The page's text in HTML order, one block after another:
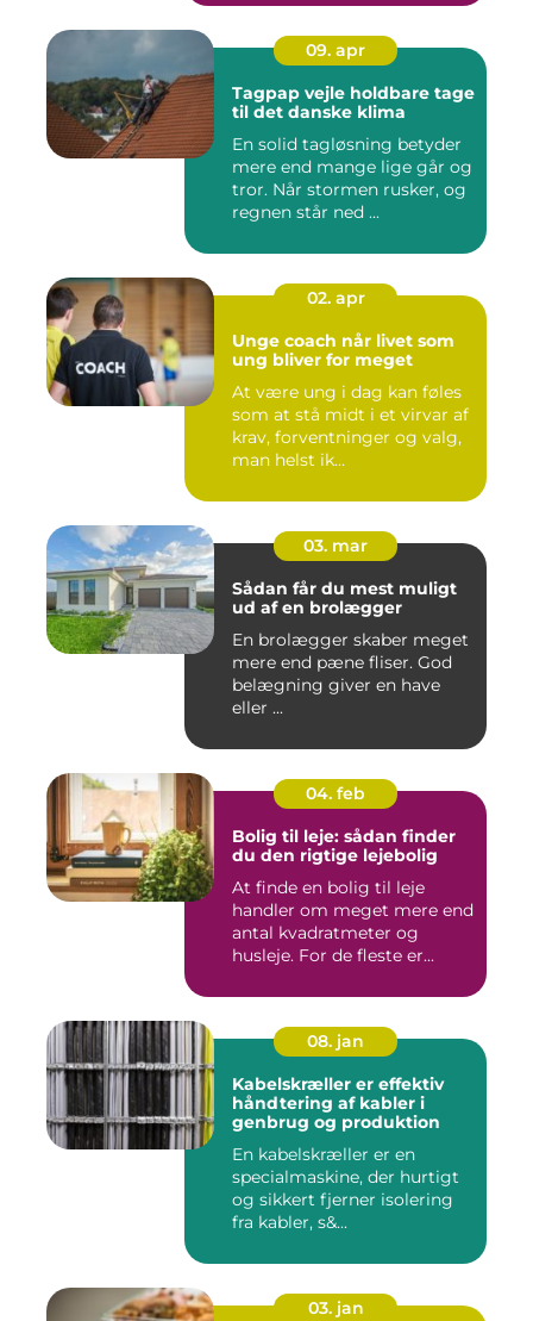
09. apr
Tagpap vejle holdbare tage
til det danske klima
En solid tagløsning betyder
mere end mange lige går og
tror. Når stormen rusker, og
regnen står ned ...
02. apr
Unge coach når livet som
ung bliver for meget
At være ung i dag kan føles
som at stå midt i et virvar af
krav, forventninger og valg,
man helst ik...
03. mar
Sådan får du mest muligt
ud af en brolægger
En brolægger skaber meget
mere end pæne fliser. God
belægning giver en have
eller ...
04. feb
Bolig til leje: sådan finder
du den rigtige lejebolig
At finde en bolig til leje
handler om meget mere end
antal kvadratmeter og
husleje. For de fleste er...
08. jan
Kabelskræller er effektiv
håndtering af kabler i
genbrug og produktion
En kabelskræller er en
specialmaskine, der hurtigt
og sikkert fjerner isolering
fra kabler, s&...
03. jan